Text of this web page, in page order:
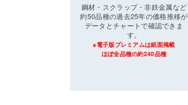
鋼材・スクラップ・非鉄金属など
約50品種の過去25年の価格推移が
データとチャートで確認できま
す。
※電子版プレミアムは紙面掲載
ほぼ全品種の約240品種